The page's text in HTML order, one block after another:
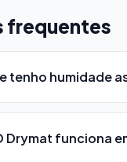
frequentes
tenho humidade
Drymat funciona